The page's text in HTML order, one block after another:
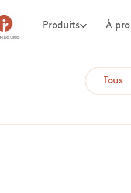
Produits À